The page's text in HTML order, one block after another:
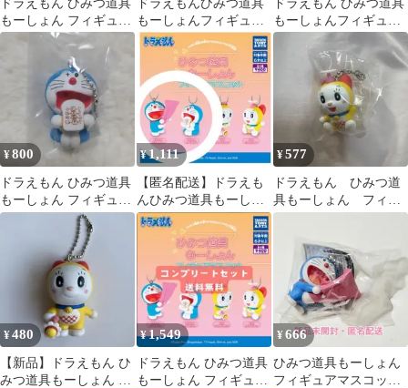
ドラえもん ひみつ道具
もーしょん フィギュア
マスコット
ドラえもんひみつ道具
もーしょんフィギュア
マスコット 2種セット
ドラえもん ひみつ道具
もーしょんフィギュア
マスコット ガチャ3種
¥800
ドラえもん ひみつ道具
もーしょん フィギュア
マスコット アンキパン
¥1,111
【匿名配送】ドラえも
んひみつ道具もーしょ
んフィギュアマスコッ
ト 2個セット
¥577
ドラえもん ひみつ道
具もーしょん フィギ
ュアマスコットドラミ
¥480
【新品】ドラえもん ひ
みつ道具もーしょん フ
¥1,549
ドラえもん ひみつ道具
もーしょん フィギュア
¥666
ひみつ道具もーしょん
フィギュアマスコット